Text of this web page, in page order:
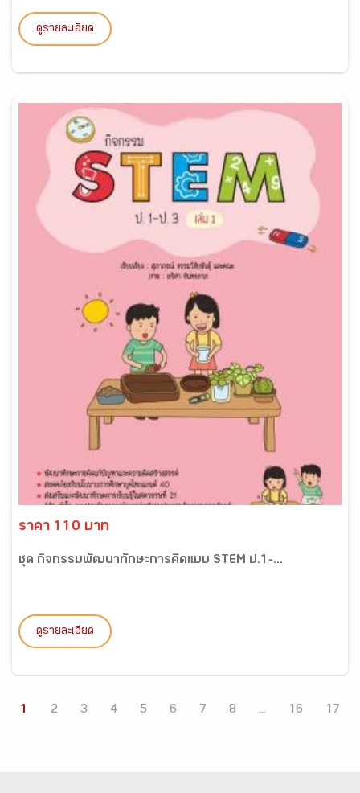
ดูรายละเอียด
ราคา 110 บาท
ชุด กิจกรรมพัฒนาทักษะการคิดแบบ STEM ป.1-...
ดูรายละเอียด
1 2 3 4 5 6 7 8 ... 16 17